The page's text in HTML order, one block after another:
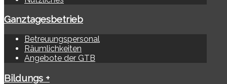
Ganztagesbetrieb
Betreuungspersonal
Räumlichkeiten
Angebote der GTB
Bildungs +